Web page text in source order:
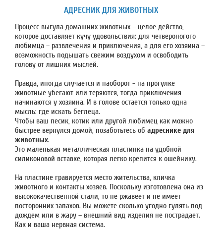
АДРЕСНИК ДЛЯ ЖИВОТНЫХ
Процесс выгула домашних животных – целое действо,
которое доставляет кучу удовольствия: для четвероногого
любимца – развлечения и приключения, а для его хозяина –
возможность подышать свежим воздухом и освободить
голову от лишних мыслей.
Правда, иногда случается и наоборот - на прогулке
животные убегают или теряются, тогда приключения
начинаются у хозяина. И в голове остается только одна
мысль: где искать беглеца.
Чтобы ваш песик, котик или другой любимец как можно
быстрее вернулся домой, позаботьтесь об адреснике для
животных.
Это маленькая металлическая пластинка на удобной
силиконовой вставке, которая легко крепится к ошейнику.
На пластине гравируется место жительства, кличка
животного и контакты хозяев. Поскольку изготовлена она из
высококачественной стали, то не ржавеет и не имеет
посторонних запахов. Вы можете сколько угодно гулять под
дождем или в жару – внешний вид изделия не пострадает.
Как и ваша нервная система.